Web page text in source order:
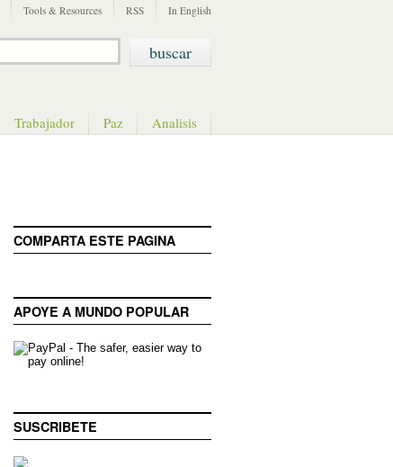
Tools & Resources RSS In English
Trabajador Paz Analisis
COMPARTA ESTE PAGINA
APOYE A MUNDO POPULAR
SUSCRIBETE